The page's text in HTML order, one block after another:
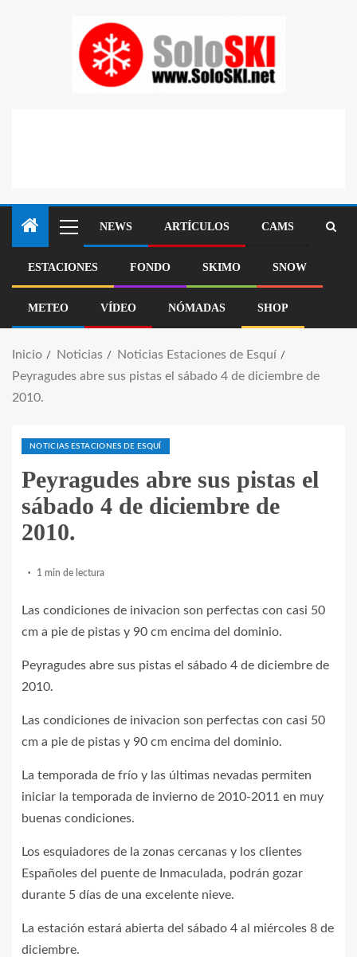
NEWS ARTÍCULOS CAMS
ESTACIONES FONDO SKIMO SNOW
METEO VÍDEO NÓMADAS SHOP
Inicio Noticias
Noticias Estaciones de Esquí
Peyragudes abre sus pistas el sábado 4 de diciembre de
2010.
NOTICIAS ESTACIONES DE ESQUÍ
Peyragudes abre sus pistas el
sábado 4 de diciembre de
2010.
1 min de lectura
Las condiciones de inivacion son perfectas con casi 50
cm a pie de pistas y 90 cm encima del dominio.
Peyragudes abre sus pistas el sábado 4 de diciembre de
2010.
Las condiciones de inivacion son perfectas con casi 50
cm a pie de pistas y 90 cm encima del dominio.
La temporada de frío y las últimas nevadas permiten
iniciar la temporada de invierno de 2010-2011 en muy
buenas condiciones.
Los esquiadores de la zonas cercanas y los clientes
Españoles del puente de Inmaculada, podrán gozar
durante 5 días de una excelente nieve.
La estación estará abierta del sábado 4 al miércoles 8 de
diciembre.